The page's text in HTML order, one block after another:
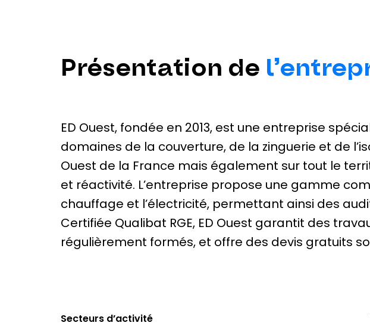
Présentation de
ED Ouest, fondée en 2013, est une entreprise
domaines de la couverture, de la zinguerie et de
Ouest de la France mais également sur tout le
et réactivité. L’entreprise propose une gamme
chauffage et l’électricité, permettant ainsi des
Certifiée Qualibat RGE, ED Ouest garantit des
régulièrement formés, et offre des devis gratuits
Secteurs d’activité